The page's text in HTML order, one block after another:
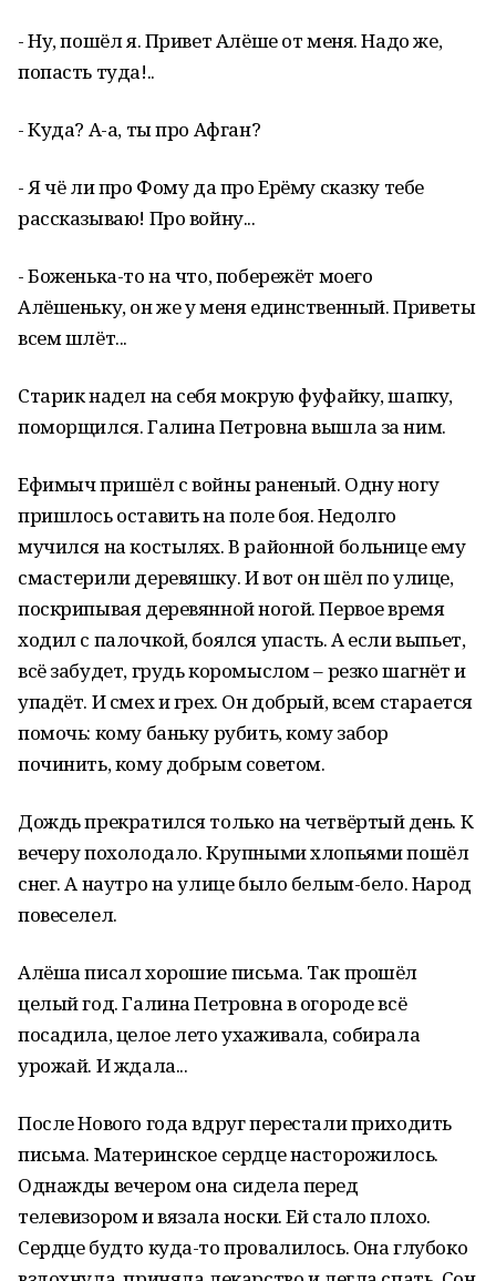
- Ну, пошёл я. Привет Алёше от меня. Надо же,
попасть туда!..
- Куда? А-а, ты про Афган?
- Я чё ли про Фому да про Ерёму сказку тебе
рассказываю! Про войну...
- Боженька-то на что, побережёт моего
Алёшеньку, он же у меня единственный. Приветы
всем шлёт...
Старик надел на себя мокрую фуфайку, шапку,
поморщился. Галина Петровна вышла за ним.
Ефимыч пришёл с войны раненый. Одну ногу
пришлось оставить на поле боя. Недолго
мучился на костылях. В районной больнице ему
смастерили деревяшку. И вот он шёл по улице,
поскрипывая деревянной ногой. Первое время
ходил с палочкой, боялся упасть. А если выпьет,
всё забудет, грудь коромыслом – резко шагнёт и
упадёт. И смех и грех. Он добрый, всем старается
помочь: кому баньку рубить, кому забор
починить, кому добрым советом.
Дождь прекратился только на четвёртый день. К
вечеру похолодало. Крупными хлопьями пошёл
снег. А наутро на улице было белым-бело. Народ
повеселел.
Алёша писал хорошие письма. Так прошёл
целый год. Галина Петровна в огороде всё
посадила, целое лето ухаживала, собирала
урожай. И ждала...
После Нового года вдруг перестали приходить
письма. Материнское сердце насторожилось.
Однажды вечером она сидела перед
телевизором и вязала носки. Ей стало плохо.
Сердце будто куда-то провалилось. Она глубоко